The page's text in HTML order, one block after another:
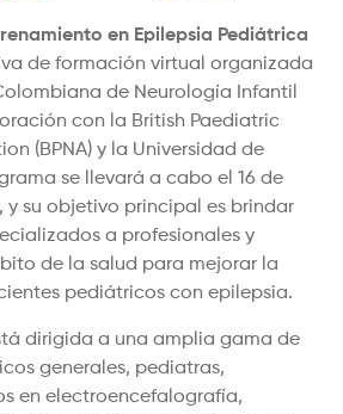
en Epilepsia Pediátrica
de formación virtual organizada
de Neurología Infantil
con la British Paediatric
(BPNA) y la Universidad de
se llevará a cabo el 16 de
y su objetivo principal es brindar
a profesionales y
de la salud para mejorar la
pediátricos con epilepsia.
dirigida a una amplia gama de
generales, pediatras,
en electroencefalografía,